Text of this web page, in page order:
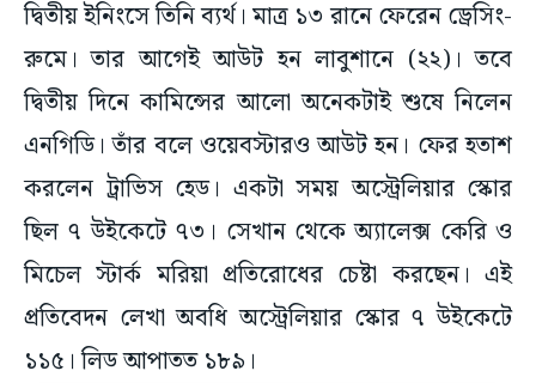
দ্বিতীয় ইনিংসে তিনি ব্যর্থ। মাত্র ১৩ রানে ফেরেন ড্রেসিং-
রুমে। তার আগেই আউট হন লাবুশানে (২২)। তবে
দ্বিতীয় দিনে কামিন্সের আলো অনেকটাই শুষে নিলেন
এনগিডি। তাঁর বলে ওয়েবস্টারও আউট হন। ফের হতাশ
করলেন ট্রাভিস হেড। একটা সময় অস্ট্রেলিয়ার স্কোর
ছিল ৭ উইকেটে ৭৩। সেখান থেকে অ্যালেক্স কেরি ও
মিচেল স্টার্ক মরিয়া প্রতিরোধের চেষ্টা করছেন। এই
প্রতিবেদন লেখা অবধি অস্ট্রেলিয়ার স্কোর ৭ উইকেটে
১১৫। লিড আপাতত ১৮৯।